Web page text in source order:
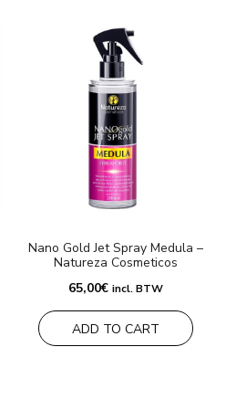
Nano Gold Jet Spray Medula –
Natureza Cosmeticos
65,00€ incl. BTW
ADD TO CART